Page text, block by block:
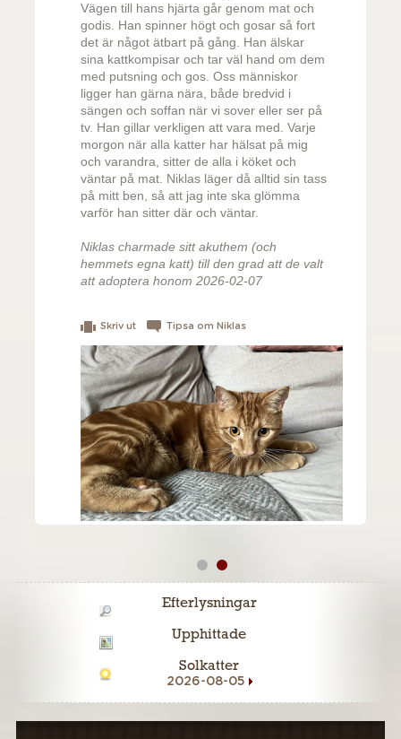
Vägen till hans hjärta går genom mat och
godis. Han spinner högt och gosar så fort
det är något ätbart på gång. Han älskar
sina kattkompisar och tar väl hand om dem
med putsning och gos. Oss människor
ligger han gärna nära, både bredvid i
sängen och soffan när vi sover eller ser på
tv. Han gillar verkligen att vara med. Varje
morgon när alla katter har hälsat på mig
och varandra, sitter de alla i köket och
väntar på mat. Niklas läger då alltid sin tass
på mitt ben, så att jag inte ska glömma
varför han sitter där och väntar.
Niklas charmade sitt akuthem (och
hemmets egna katt) till den grad att de valt
att adoptera honom 2026-02-07
Skriv ut Tipsa om Niklas
Efterlysningar
Upphittade
Solkatter
2026-08-05